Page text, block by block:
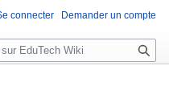
connecter Demander un compte